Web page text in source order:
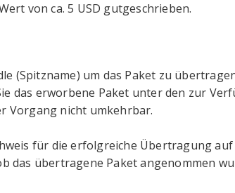
von ca. 5 USD gutgeschrieben.
(Spitzname) um das Paket zu
das erworbene Paket unter den zur
Vorgang nicht umkehrbar.
für die erfolgreiche Übertragung auf
das übertragene Paket angenommen